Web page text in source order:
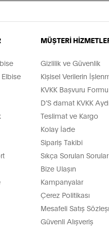
Elbise
MÜŞTERİ
Gizlilik ve Güvenlik
Kişisel Verilerin
KVKK Başvuru Formu
D’S damat KVKK
Teslimat ve Kargo
Kolay İade
Sipariş Takibi
Sıkça Sorulan Sorular
Bize Ulaşın
Kampanyalar
Çerez Politikası
Mesafeli Satış
Güvenli Alışveriş